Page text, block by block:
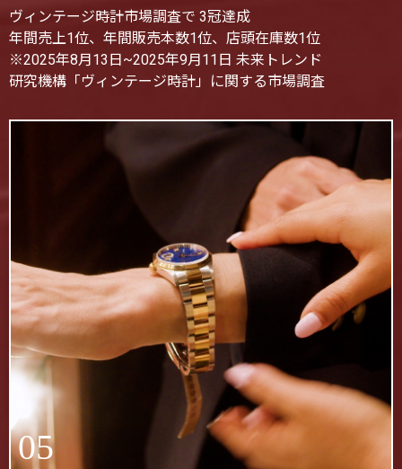
ヴィンテージ時計市場調査で 3冠達成
年間売上1位、年間販売本数1位、店頭在庫数1位
※2025年8月13日~2025年9月11日 未来トレンド
研究機構「ヴィンテージ時計」に関する市場調査
05